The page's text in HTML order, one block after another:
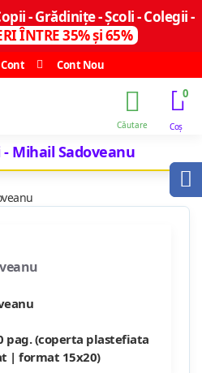
- Grădinițe - Școli - Colegii -
ÎNTRE 35% și 65%
Cont Nou
0
Mihail Sadoveanu
pag. (coperta plastefiata
| format 15x20)